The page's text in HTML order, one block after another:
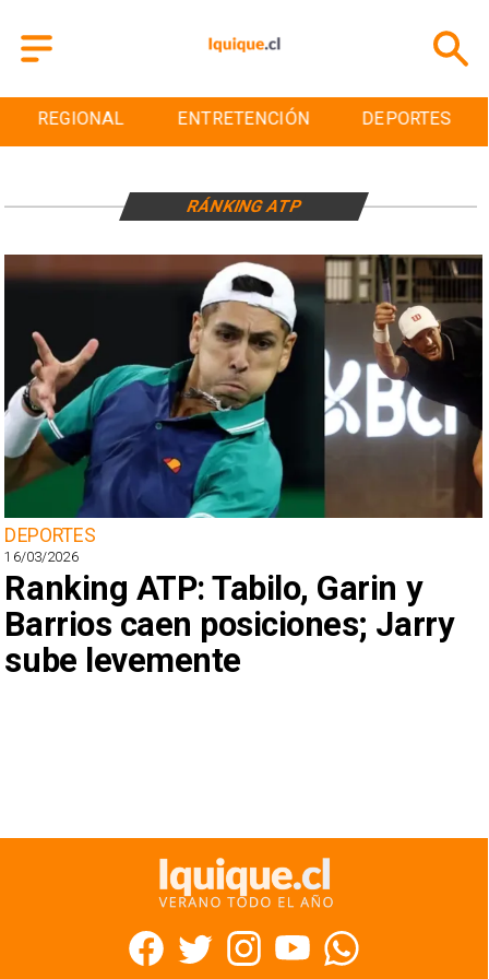
REGIONAL ENTRETENCIÓN DEPORTES
DEPORTES
16/03/2026
Ranking ATP: Tabilo, Garin y
Barrios caen posiciones; Jarry
sube levemente
RÁNKING ATP